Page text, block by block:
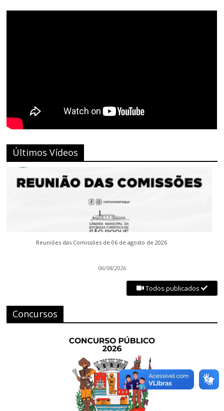
Últimos Vídeos
Reuniões das Comissões de 06 de agosto de 2026
06/08/2026
Todos publicados
Concursos